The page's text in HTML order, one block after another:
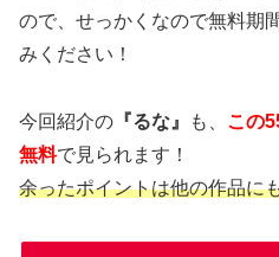
ので、せっかくなので無料期
みください！
今回紹介の 『るな』 も、 この
無料で見られます！
余ったポイントは他の作品に